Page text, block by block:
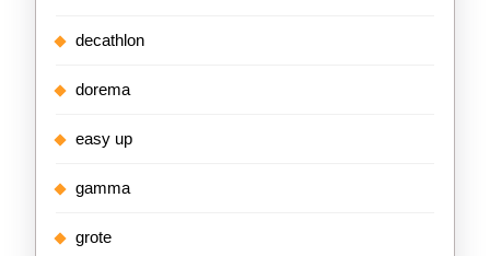
decathlon
dorema
easy up
gamma
grote